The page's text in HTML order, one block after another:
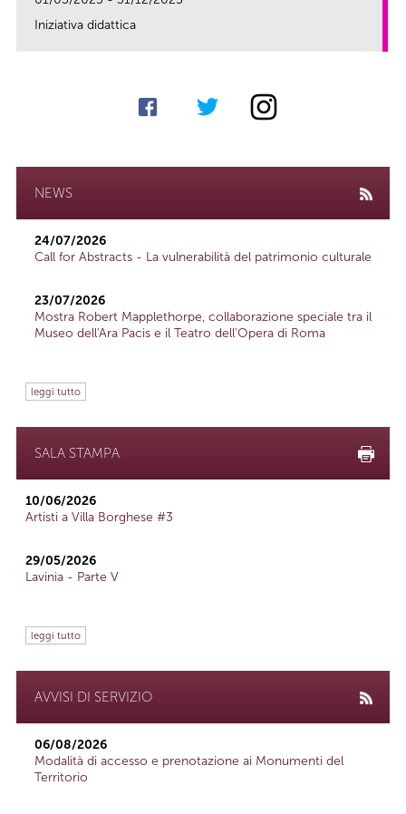
Iniziativa didattica
NEWS
24/07/2026
Call for Abstracts - La vulnerabilità del patrimonio culturale
23/07/2026
Mostra Robert Mapplethorpe, collaborazione speciale tra il
Museo dell'Ara Pacis e il Teatro dell'Opera di Roma
leggi tutto
SALA STAMPA
10/06/2026
Artisti a Villa Borghese #3
29/05/2026
Lavinia - Parte V
leggi tutto
AVVISI DI SERVIZIO
06/08/2026
Modalità di accesso e prenotazione ai Monumenti del
Territorio